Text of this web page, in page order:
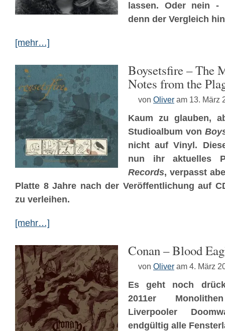
lassen. Oder nein -
denn der Vergleich
[mehr…]
Boysetsfire – The
Notes from the
von Oliver am 13. März
Kaum zu glauben,
Studioalbum von
nicht auf Vinyl.
nun ihr aktuelles
Records, verpasst
Platte 8 Jahre nach der Veröffentlichung auf
zu verleihen.
[mehr…]
Conan – Blood
von Oliver am 4. März
Es geht noch
2011er
Liverpooler
endgültig alle